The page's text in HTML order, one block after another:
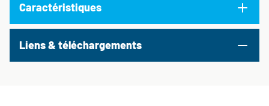
Caractéristiques
Liens & téléchargements